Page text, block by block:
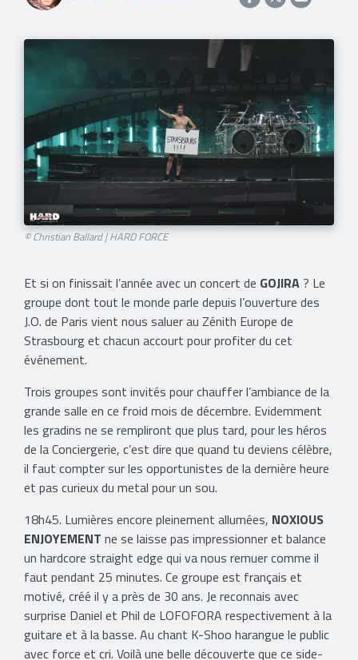
© Christian Ballard | HARD FORCE
Et si on finissait l’année avec un concert de GOJIRA ? Le
groupe dont tout le monde parle depuis l’ouverture des
J.O. de Paris vient nous saluer au Zénith Europe de
Strasbourg et chacun accourt pour profiter du cet
événement.
Trois groupes sont invités pour chauffer l’ambiance de la
grande salle en ce froid mois de décembre. Evidemment
les gradins ne se rempliront que plus tard, pour les héros
de la Conciergerie, c’est dire que quand tu deviens célèbre,
il faut compter sur les opportunistes de la dernière heure
et pas curieux du metal pour un sou.
18h45. Lumières encore pleinement allumées, NOXIOUS
ENJOYEMENT ne se laisse pas impressionner et balance
un hardcore straight edge qui va nous remuer comme il
faut pendant 25 minutes. Ce groupe est français et
motivé, créé il y a près de 30 ans. Je reconnais avec
surprise Daniel et Phil de LOFOFORA respectivement à la
guitare et à la basse. Au chant K-Shoo harangue le public
avec force et cri. Voilà une belle découverte que ce side-